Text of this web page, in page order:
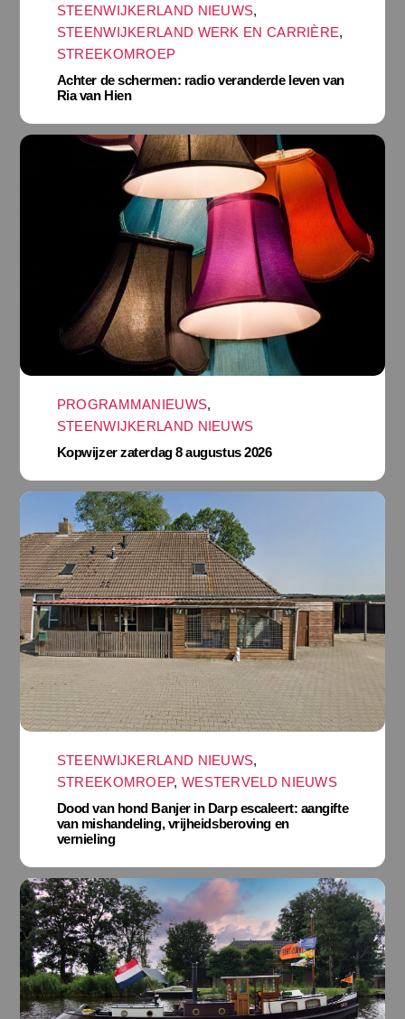
STEENWIJKERLAND NIEUWS,
STEENWIJKERLAND WERK EN CARRIÈRE,
STREEKOMROEP
Achter de schermen: radio veranderde leven van
Ria van Hien
PROGRAMMANIEUWS,
STEENWIJKERLAND NIEUWS
Kopwijzer zaterdag 8 augustus 2026
STEENWIJKERLAND NIEUWS,
STREEKOMROEP, WESTERVELD NIEUWS
Dood van hond Banjer in Darp escaleert: aangifte
van mishandeling, vrijheidsberoving en
vernieling